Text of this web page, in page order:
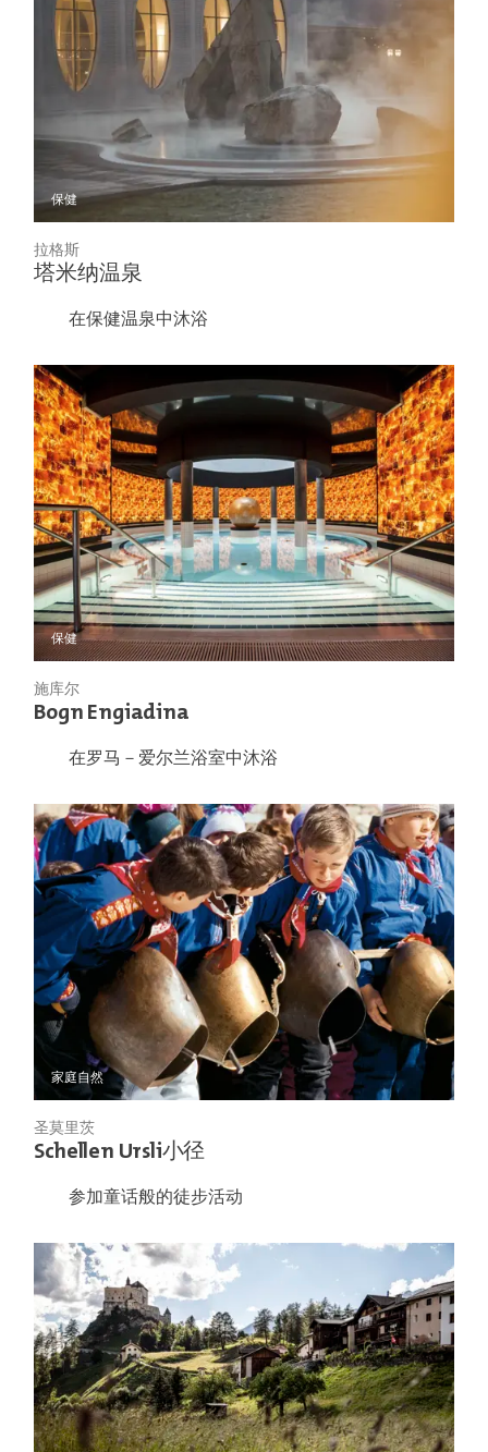
保健
拉格斯
塔米纳温泉
在保健温泉中沐浴
保健
施库尔
Bogn Engiadina
在罗马－爱尔兰浴室中沐浴
家庭自然
圣莫里茨
Schellen Ursli小径
参加童话般的徒步活动